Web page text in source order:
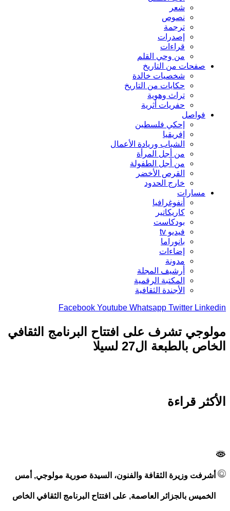
شعر
نصوص
ترجمة
إصدرات
قراءات
من وحي القلم
صفحات من التاريخ
شخصيات خالدة
حكايات من التاريخ
تراث وهوية
حفريات أثرية
فواصل
إحكي فلسطين
إفريقيا
الشباب وريادة الأعمال
من أجل المرأة
من أجل الطفولة
القرص الأخضر
خارج الحدود
مسارات
أنفوغرافيا
كاريكاتير
بودكاست
فيديو tv
بانوراما
إضاءات
مدونة
أرشيف المجلة
المكتبة الرقمية
الأجندة الثقافية
Facebook Youtube Whatsapp Twitter
تشرف على افتتاح البرنامج الثقافي
بالطبعة ال27 لسيلا
قراءة
وزيرة الثقافة والفنون، السيدة صورية مولوجي, أمس
بالجزائر العاصمة, على افتتاح البرنامج الثقافي الخاص